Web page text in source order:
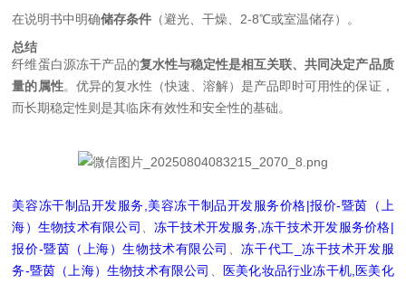
在说明书中明确储存条件 （避光、干燥、2-8℃或室温储存）。
总结
纤维蛋白源冻干产品的复水性与稳定性是相互关联、共同决定产品质
量的属性。优异的复水性（快速、溶解）是产品即时可用性的保证，
而长期稳定性则是其临床有效性和安全性的基础。
美容冻干制品开发服务,美容冻干制品开发服务价格|报价-暨茵（上
海）生物技术有限公司
、冻干技术开发服务,冻干技术开发服务价格|
报价-暨茵（上海）生物技术有限公司
、冻干代工_冻干技术开发服
务-暨茵（上海）生物技术有限公司
医美化妆品行业冻干机,医美化